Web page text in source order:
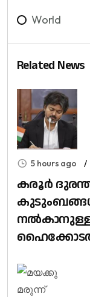
World
Related News
5 hours ago
കരൂർ
നൽകാനുള്ള